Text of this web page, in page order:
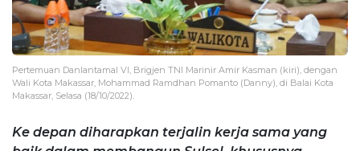
Pertemuan Danlantamal VI, Brigjen TNI Marinir Amir Kasman (kiri), dengan
Wali Kota Makassar, Mohammad Ramdhan Pomanto (Danny), di Balai Kota
Makassar, Selasa (18/10/2022).
Ke depan diharapkan terjalin kerja sama yang